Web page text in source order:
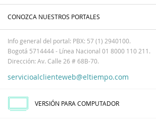
CONOZCA NUESTROS PORTALES
Info general del portal: PBX: 57 (1) 2940100.
Bogotá 5714444 - Línea Nacional 01 8000 110 211.
Dirección: Av. Calle 26 # 68B-70.
servicioalclienteweb@eltiempo.com
VERSIÓN PARA COMPUTADOR